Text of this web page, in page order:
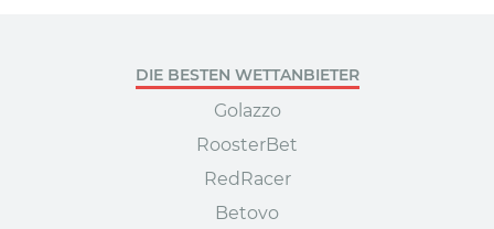
DIE BESTEN WETTANBIETER
Golazzo
RoosterBet
RedRacer
Betovo